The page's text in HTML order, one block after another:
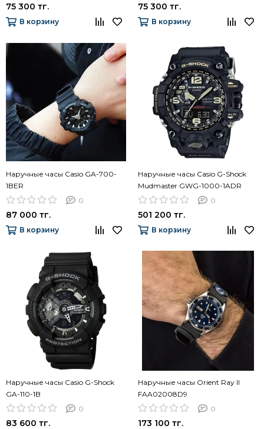
75 300 тг.
В корзину
75 300 тг.
В корзину
Наручные часы Casio GA-700-
1BER
0
87 000 тг.
В корзину
Наручные часы Casio G-Shock
Mudmaster GWG-1000-1ADR
0
501 200 тг.
В корзину
Наручные часы Casio G-Shock
GA-110-1B
0
83 600 тг.
Наручные часы Orient Ray II
FAA02008D9
0
173 100 тг.